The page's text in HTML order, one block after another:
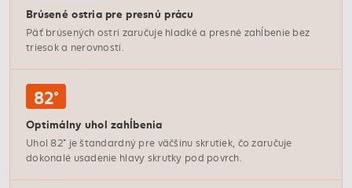
Brúsené ostria pre presnú prácu
Päť brúsených ostrí zaručuje hladké a presné zahĺbenie bez
triesok a nerovností.
82°
Optimálny uhol zahĺbenia
Uhol 82° je štandardný pre väčšinu skrutiek, čo zaručuje
dokonalé usadenie hlavy skrutky pod povrch.